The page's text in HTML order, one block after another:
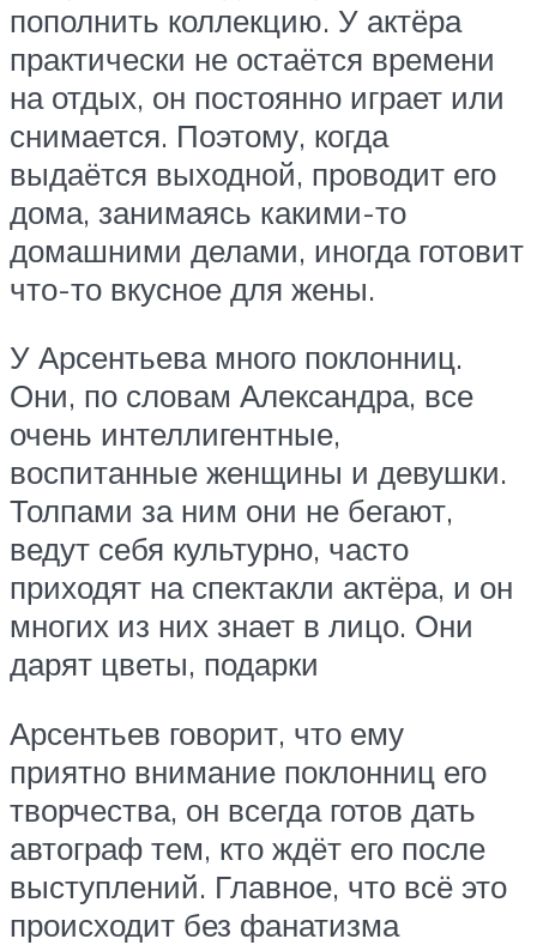
пополнить коллекцию. У актёра
практически не остаётся времени
на отдых, он постоянно играет или
снимается. Поэтому, когда
выдаётся выходной, проводит его
дома, занимаясь какими-то
домашними делами, иногда готовит
что-то вкусное для жены.
У Арсентьева много поклонниц.
Они, по словам Александра, все
очень интеллигентные,
воспитанные женщины и девушки.
Толпами за ним они не бегают,
ведут себя культурно, часто
приходят на спектакли актёра, и он
многих из них знает в лицо. Они
дарят цветы, подарки
Арсентьев говорит, что ему
приятно внимание поклонниц его
творчества, он всегда готов дать
автограф тем, кто ждёт его после
выступлений. Главное, что всё это
происходит без фанатизма